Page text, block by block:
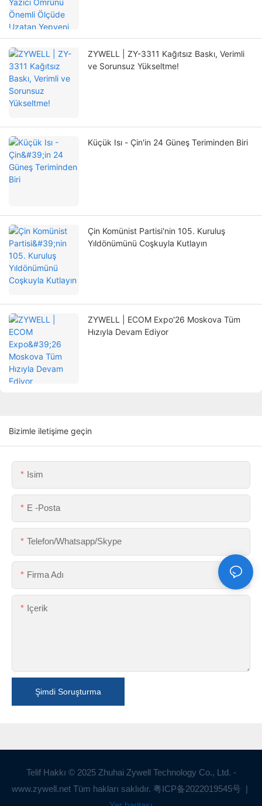
ZYWELL | ZY-3311 Kağıtsız Baskı, Verimli
ve Sorunsuz Yükseltme!
Küçük Isı - Çin'in 24 Güneş Teriminden Biri
Çin Komünist Partisi'nin 105. Kuruluş
Yıldönümünü Coşkuyla Kutlayın
ZYWELL | ECOM Expo'26 Moskova Tüm
Hızıyla Devam Ediyor
Bizimle iletişime geçin
Isim
E -posta
Telefon/Whatsapp/Skype
Firma Adı
Içerik
Şimdi Soruşturma
Telif Hakkı © 2025 Zhuhai Zywell Technology Co., Ltd. -
www.zywell.net Tüm hakları saklıdır. 粤ICP备2022019545号 |